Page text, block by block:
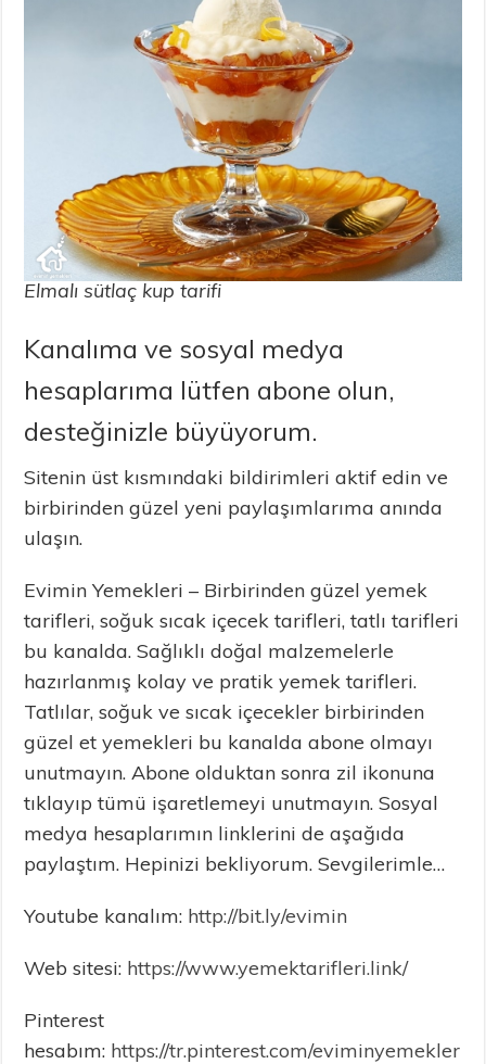
Elmalı sütlaç kup tarifi
Kanalıma ve sosyal medya
hesaplarıma lütfen abone olun,
desteğinizle büyüyorum.
Sitenin üst kısmındaki bildirimleri aktif edin ve
birbirinden güzel yeni paylaşımlarıma anında
ulaşın.
Evimin Yemekleri – Birbirinden güzel yemek
tarifleri, soğuk sıcak içecek tarifleri, tatlı tarifleri
bu kanalda. Sağlıklı doğal malzemelerle
hazırlanmış kolay ve pratik yemek tarifleri.
Tatlılar, soğuk ve sıcak içecekler birbirinden
güzel et yemekleri bu kanalda abone olmayı
unutmayın. Abone olduktan sonra zil ikonuna
tıklayıp tümü işaretlemeyi unutmayın. Sosyal
medya hesaplarımın linklerini de aşağıda
paylaştım. Hepinizi bekliyorum. Sevgilerimle…
Youtube kanalım: http://bit.ly/evimin
Web sitesi: https://www.yemektarifleri.link/
Pinterest
hesabım: https://tr.pinterest.com/eviminyemekler